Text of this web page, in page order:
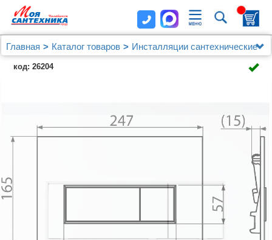
Главная Каталог товаров
Инсталляции сантехнические
AlcaPlast
Кнопка смыва AlcaPlast THIN M570 белый
код: 26204